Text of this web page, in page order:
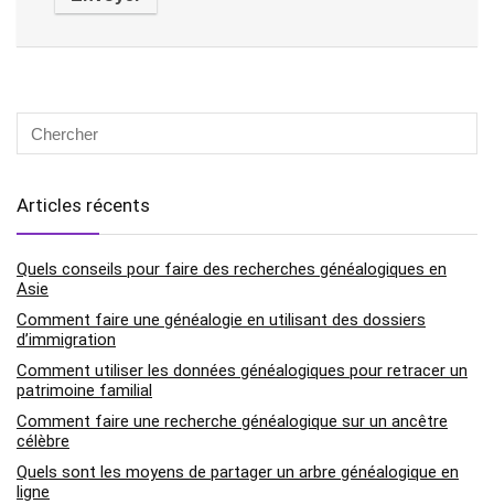
Articles récents
Quels conseils pour faire des recherches généalogiques en
Asie
Comment faire une généalogie en utilisant des dossiers
d’immigration
Comment utiliser les données généalogiques pour retracer un
patrimoine familial
Comment faire une recherche généalogique sur un ancêtre
célèbre
Quels sont les moyens de partager un arbre généalogique en
ligne